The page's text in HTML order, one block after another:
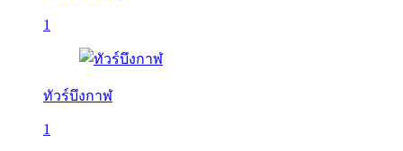
1
ทัวร์บึงกาฬ
1